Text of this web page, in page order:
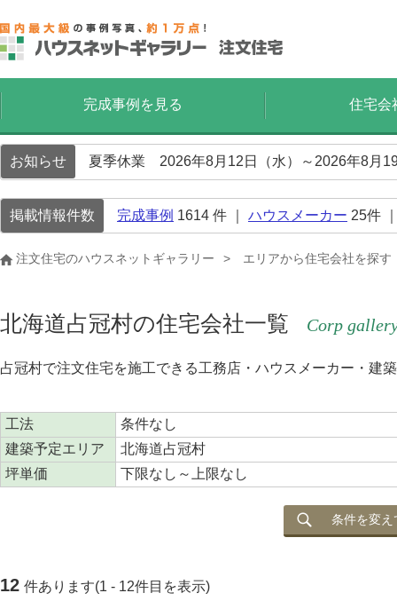
完成事例を見る 住宅会
お知らせ 夏季休業 2026年8月12日（水）～2026年8月
掲載情報件数 完成事例 1614 件 ｜ ハウスメーカー 25件
注文住宅のハウスネットギャラリー エリアから住宅会社を探す
北海道占冠村の住宅会社一覧 Corp
占冠村で注文住宅を施工できる工務店・ハウスメーカー・建
工法
条件なし
建築予定エリア
北海道占冠村
坪単価
下限なし～上限なし
条件を変え
12 件あります(1 - 12件目を表示)